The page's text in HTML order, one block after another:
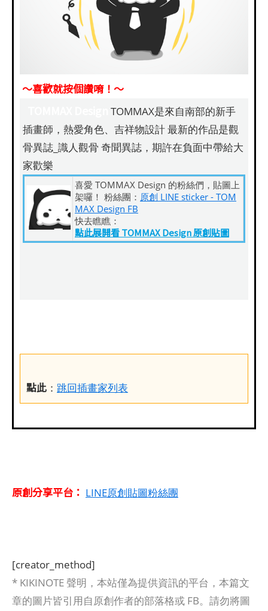
～喜歡就按個讚唷！～
TOMMAX是來自南部的新手
插畫師，熱愛角色、吉祥物設計 最新的作品是觀
骨異誌_識人觀骨 奇聞異誌，期許在負面中帶給大
家歡樂
喜愛 TOMMAX Design 的粉絲們，貼圖上
架囉！ 粉絲團： 原創 LINE sticker - TOM
MAX Design FB
快去瞧瞧：
點此展開看 TOMMAX Design 原創貼圖
點此 ： 跳回插畫家列表
原創分享平台： LINE原創貼圖粉絲團
[creator_method]
* KIKINOTE 聲明，本站僅為提供資訊的平台，本篇文
章的圖片皆引用自原創作者的部落格或 FB。請勿將圖